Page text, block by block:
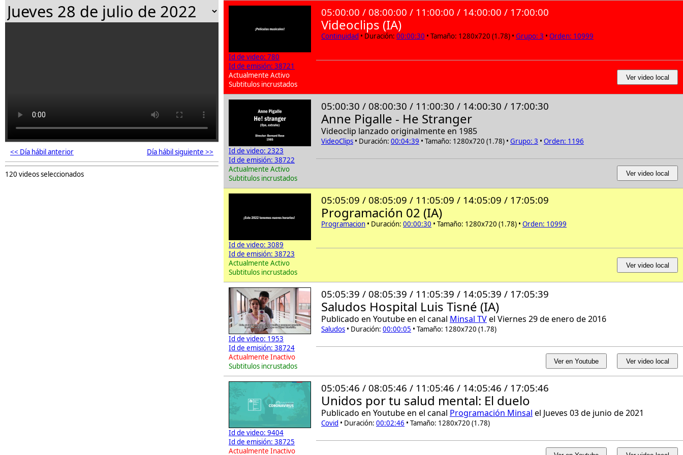
<< Día hábil anterior Día hábil siguiente >>
120 videos seleccionados
Id de video: 780
Id de emisión: 38721
Actualmente Activo
Subtitulos incrustados
05:00:00 / 08:00:00 / 11:00:00 / 14:00:00 / 17:00:00
Videoclips (IA)
Continuidad • Duración: 00:00:30 • Tamaño: 1280x720 (1.78) • Grupo: 3 • Orden: 10999
Ver video local
Id de video: 2323
Id de emisión: 38722
Actualmente Activo
Subtitulos incrustados
05:00:30 / 08:00:30 / 11:00:30 / 14:00:30 / 17:00:30
Anne Pigalle - He Stranger
Videoclip lanzado originalmente en 1985
VideoClips • Duración: 00:04:39 • Tamaño: 1280x720 (1.78) • Grupo: 3 • Orden: 1196
Ver video local
Id de video: 3089
Id de emisión: 38723
Actualmente Activo
Subtitulos incrustados
05:05:09 / 08:05:09 / 11:05:09 / 14:05:09 / 17:05:09
Programación 02 (IA)
Programacion • Duración: 00:00:30 • Tamaño: 1280x720 (1.78) • Orden: 10999
Ver video local
Id de video: 1953
Id de emisión: 38724
Actualmente Inactivo
Subtitulos incrustados
05:05:39 / 08:05:39 / 11:05:39 / 14:05:39 / 17:05:39
Saludos Hospital Luis Tisné (IA)
Publicado en Youtube en el canal Minsal TVel Viernes 29 de enero de 2016
Saludos • Duración: 00:00:05 • Tamaño: 1280x720 (1.78)
Ver video local
Ver en Youtube
Id de video: 9404
Id de emisión: 38725
Actualmente Inactivo
05:05:46 / 08:05:46 / 11:05:46 / 14:05:46 / 17:05:46
Unidos por tu salud mental: El duelo
Publicado en Youtube en el canal Programación Minsal el Jueves 03 de junio de 2021
Covid • Duración: 00:02:46 • Tamaño: 1280x720 (1.78)